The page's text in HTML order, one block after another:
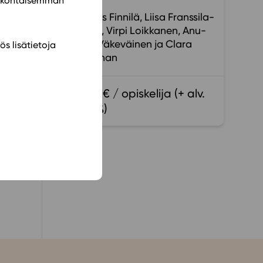
lisätietoja
Markus Finnilä Liisa Franssila-
Virpi Loikkanen Anu-
Elina Väkeväinen
Clara
Nordman
18,00 € / opiskelija (+ alv.
13,5 %)